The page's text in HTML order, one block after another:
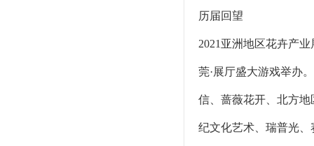
历届回望
2021亚洲地区花卉产
莞·展厅盛大游戏举办
信、蔷薇花开、北方
纪文化艺术、瑞普光